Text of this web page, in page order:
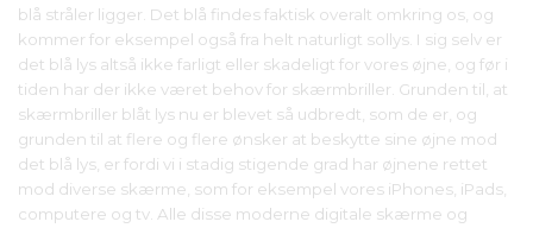
blå stråler ligger. Det blå findes faktisk overalt omkring os, og
kommer for eksempel også fra helt naturligt sollys. I sig selv er
det blå lys altså ikke farligt eller skadeligt for vores øjne, og før i
tiden har der ikke været behov for skærmbriller. Grunden til, at
skærmbriller blåt lys nu er blevet så udbredt, som de er, og
grunden til at flere og flere ønsker at beskytte sine øjne mod
det blå lys, er fordi vi i stadig stigende grad har øjnene rettet
mod diverse skærme, som for eksempel vores iPhones, iPads,
computere og tv. Alle disse moderne digitale skærme og